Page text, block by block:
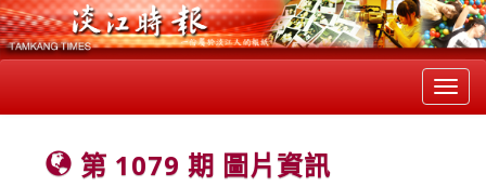
第 1079 期 圖片資訊